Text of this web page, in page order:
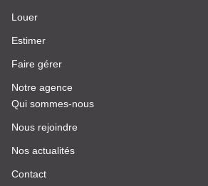
Louer
Estimer
Faire gérer
Notre agence
Qui sommes-nous
Nous rejoindre
Nos actualités
Contact